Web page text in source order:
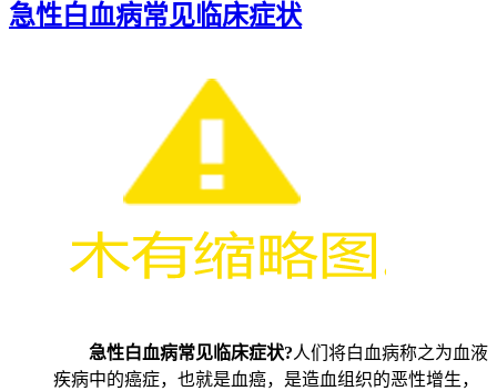
急性白血病常见临床症状
急性白血病常见临床症状?人们将白血病称之为血液
疾病中的癌症，也就是血癌，是造血组织的恶性增生，